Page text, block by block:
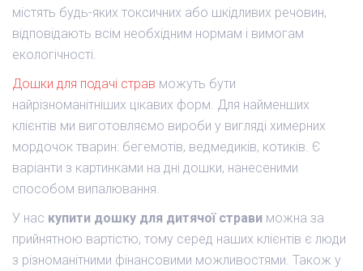
містять будь-яких токсичних або шкідливих речовин,
відповідають всім необхідним нормам і вимогам
екологічності.
Дошки для подачі страв можуть бути
найрізноманітніших цікавих форм. Для найменших
клієнтів ми виготовляємо вироби у вигляді химерних
мордочок тварин: бегемотів, ведмедиків, котиків. Є
варіанти з картинками на дні дошки, нанесеними
способом випалювання.
У нас купити дошку для дитячої страви можна за
прийнятною вартістю, тому серед наших клієнтів є люди
з різноманітними фінансовими можливостями. Також у